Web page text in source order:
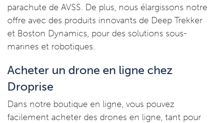
parachute de AVSS. De plus, nous élargissons notre
offre avec des produits innovants de Deep Trekker
et Boston Dynamics, pour des solutions sous-
marines et robotiques.
Acheter un drone en ligne chez
Droprise
Dans notre boutique en ligne, vous pouvez
facilement acheter des drones en ligne, tant pour